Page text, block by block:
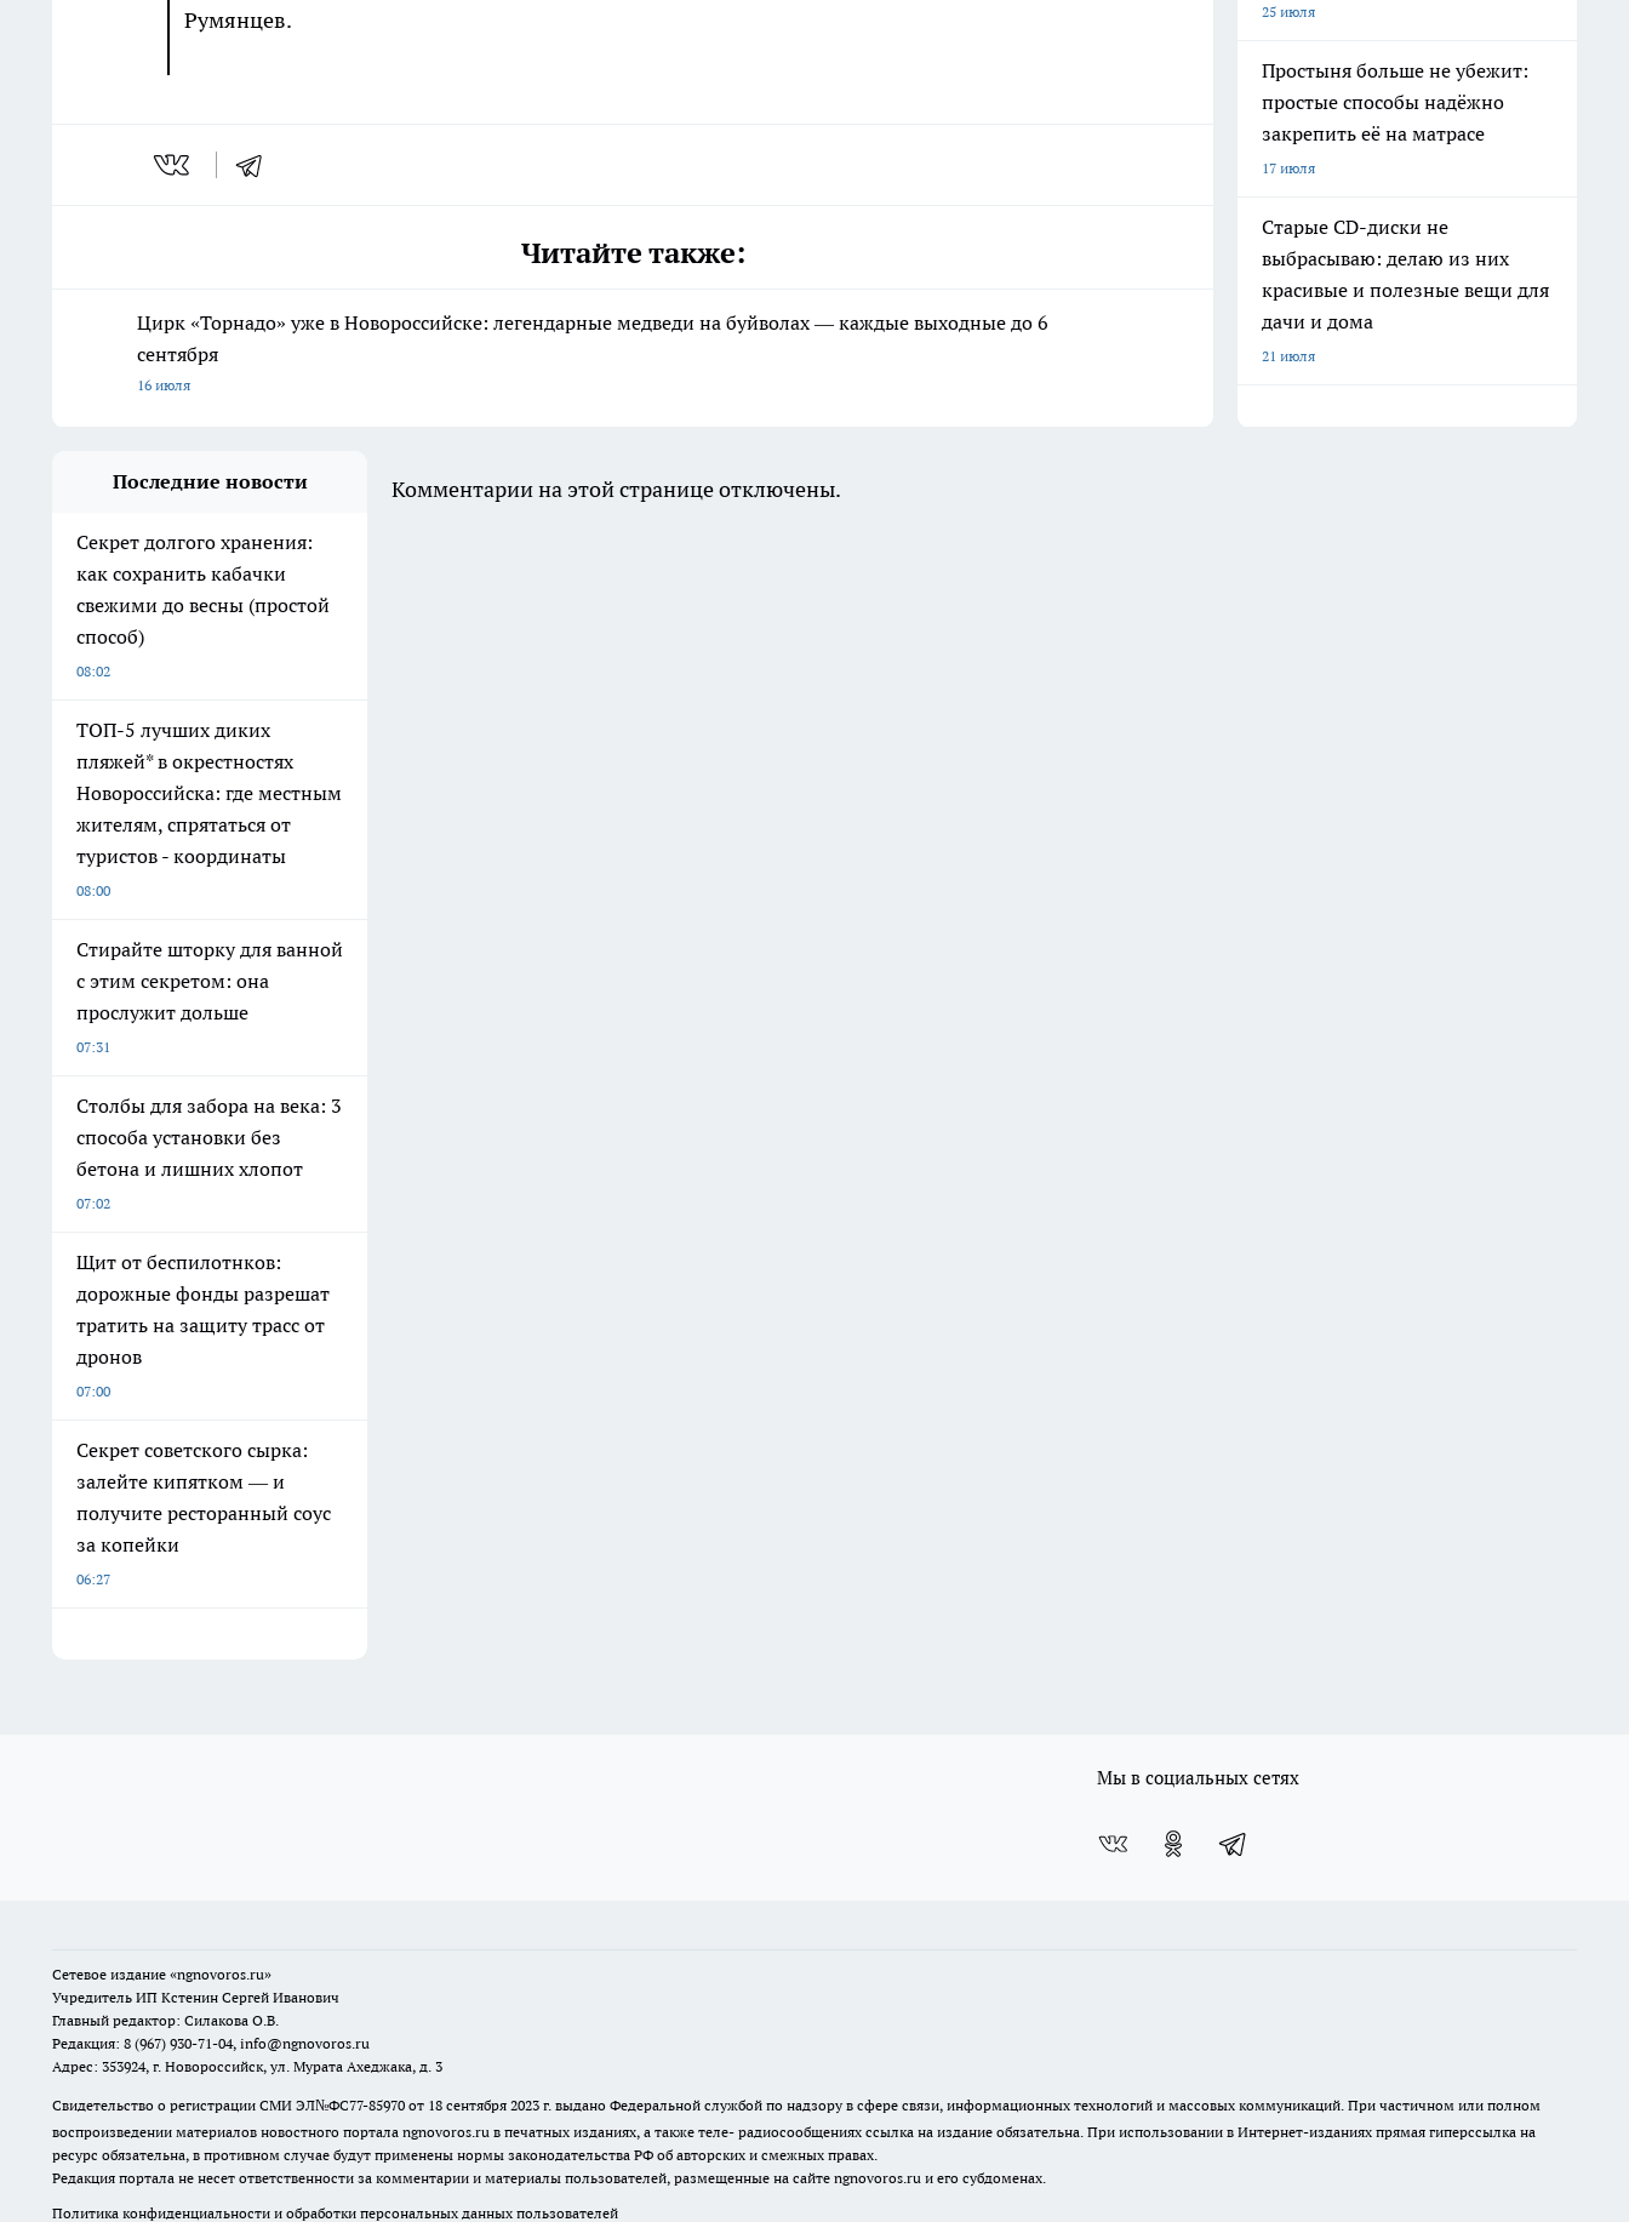
Румянцев.
Читайте также:
Цирк «Торнадо» уже в Новороссийске: легендарные медведи на буйволах — каждые выходные до 6
сентября
16 июля
25 июля
Простыня больше не убежит:
простые способы надёжно
закрепить её на матрасе
17 июля
Старые CD-диски не
выбрасываю: делаю из них
красивые и полезные вещи для
дачи и дома
21 июля
Последние новости
Секрет долгого хранения:
как сохранить кабачки
свежими до весны (простой
способ)
08:02
ТОП-5 лучших диких
пляжей* в окрестностях
Новороссийска: где местным
жителям, спрятаться от
туристов - координаты
08:00
Стирайте шторку для ванной
с этим секретом: она
прослужит дольше
07:31
Столбы для забора на века: 3
способа установки без
бетона и лишних хлопот
07:02
Щит от беспилотнков:
дорожные фонды разрешат
тратить на защиту трасс от
дронов
07:00
Секрет советского сырка:
залейте кипятком — и
получите ресторанный соус
за копейки
06:27
Комментарии на этой странице отключены.
Мы в социальных сетях
Сетевое издание «ngnovoros.ru»
Учредитель ИП Кстенин Сергей Иванович
Главный редактор: Силакова О.В.
Редакция: 8 (967) 930-71-04, info@ngnovoros.ru
Адрес: 353924, г. Новороссийск, ул. Мурата Ахеджака, д. 3
Свидетельство о регистрации СМИ ЭЛ№ФС77-85970 от 18 сентября 2023 г. выдано Федеральной службой по надзору в сфере связи, информационных технологий и массовых коммуникаций. При частичном или полном
воспроизведении материалов новостного портала ngnovoros.ru в печатных изданиях, а также теле- радиосообщениях ссылка на издание обязательна. При использовании в Интернет-изданиях прямая гиперссылка на
ресурс обязательна, в противном случае будут применены нормы законодательства РФ об авторских и смежных правах.
Редакция портала не несет ответственности за комментарии и материалы пользователей, размещенные на сайте ngnovoros.ru и его субдоменах.
Политика конфиденциальности и обработки персональных данных пользователей